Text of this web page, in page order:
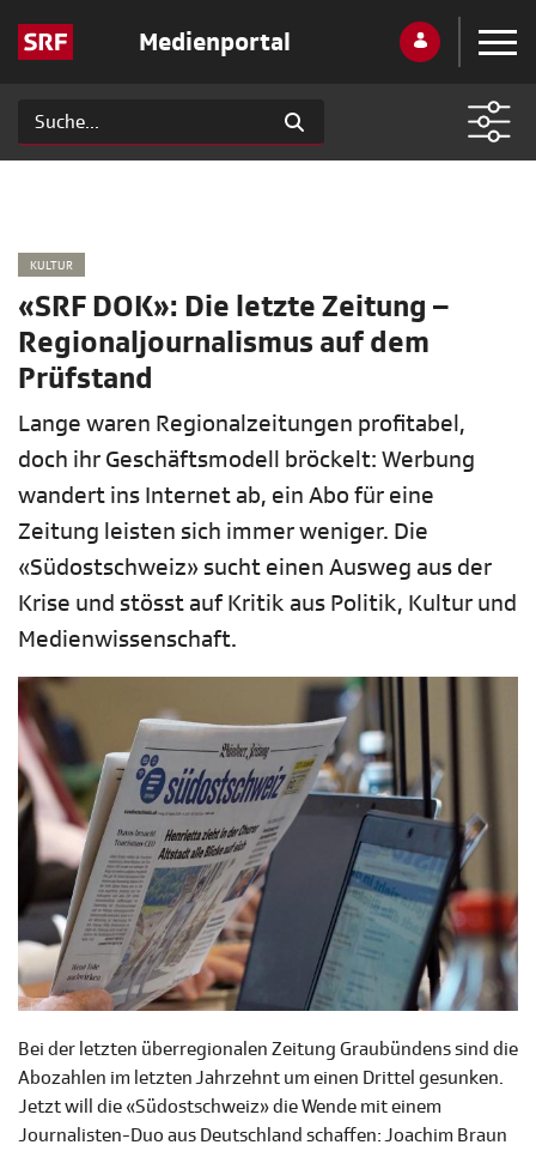
Medienportal
KULTUR
«SRF DOK»: Die letzte Zeitung –
Regionaljournalismus auf dem
Prüfstand
Lange waren Regionalzeitungen profitabel,
doch ihr Geschäftsmodell bröckelt: Werbung
wandert ins Internet ab, ein Abo für eine
Zeitung leisten sich immer weniger. Die
«Südostschweiz» sucht einen Ausweg aus der
Krise und stösst auf Kritik aus Politik, Kultur und
Medienwissenschaft.
Bei der letzten überregionalen Zeitung Graubündens sind die
Abozahlen im letzten Jahrzehnt um einen Drittel gesunken.
Jetzt will die «Südostschweiz» die Wende mit einem
Journalisten-Duo aus Deutschland schaffen: Joachim Braun